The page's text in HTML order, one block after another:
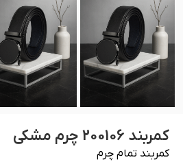
کمربند 200106‏ ‏چرم‏ ‏مشکی‏
کمربند تمام چرم